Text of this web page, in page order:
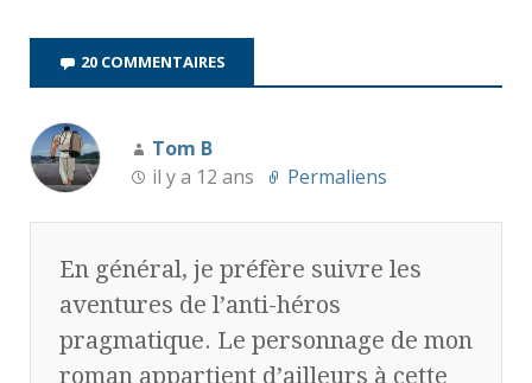
20 COMMENTAIRES
Tom B
il y a 12 ans
Permaliens
En général, je préfère suivre les
aventures de l’anti-héros
pragmatique. Le personnage de mon
roman appartient d’ailleurs à cette